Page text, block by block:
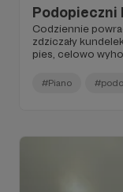
Podopieczni
Codziennie
zdziczały
pies, celowo
pewno nie jest to
nim robić, żeby
#Piano